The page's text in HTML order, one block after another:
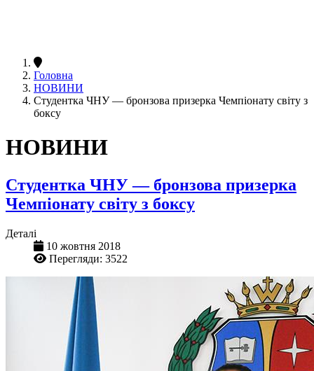
Головна
НОВИНИ
Студентка ЧНУ — бронзова призерка Чемпіонату світу з
боксу
НОВИНИ
Студентка ЧНУ — бронзова призерка
Чемпіонату світу з боксу
Деталі
10 жовтня 2018
Перегляди: 3522